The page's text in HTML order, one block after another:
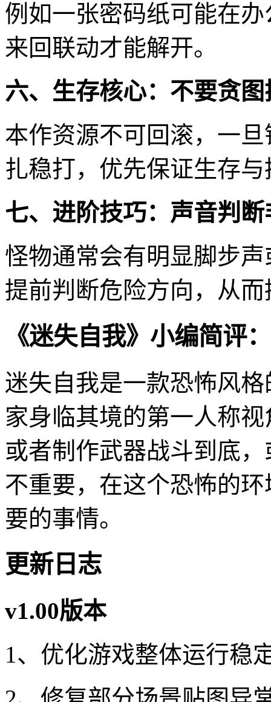
例如一张密码纸可能在
来回联动才能解开。
六、生存核心：不要贪
本作资源不可回滚，一
扎稳打，优先保证生存
七、进阶技巧：声音判
怪物通常会有明显脚步
提前判断危险方向，从
《迷失自我》小编简评：
迷失自我是一款恐怖风
家身临其境的第一人称
或者制作武器战斗到底
不重要，在这个恐怖的
要的事情。
更新日志
v1.00版本
1、优化游戏整体运行稳